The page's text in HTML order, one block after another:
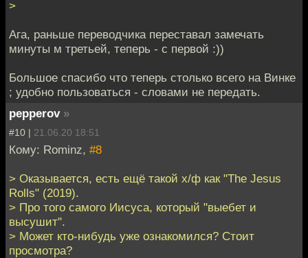
>
Ага, раньше переводчика переставал замечать
минуты м третьей, теперь - с первой :))
Большое спасибо что теперь столько всего на Винке
; удобно пользоваться - словами не передать.
pepperov »
#10 | 21.06.20 18:51
Кому: Rominz, #8
> Оказывается, есть ещё такой х/ф как "The Jesus
Rolls" (2019).
> Про того самого Иисуса, который "выебет и
высушит".
> Может кто-нибудь уже ознакомился? Стоит
просмотра?